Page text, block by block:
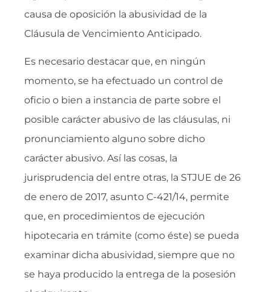
causa de oposición la abusividad de la
Cláusula de Vencimiento Anticipado.
Es necesario destacar que, en ningún
momento, se ha efectuado un control de
oficio o bien a instancia de parte sobre el
posible carácter abusivo de las cláusulas, ni
pronunciamiento alguno sobre dicho
carácter abusivo. Así las cosas, la
jurisprudencia del entre otras, la STJUE de 26
de enero de 2017, asunto C-421/14, permite
que, en procedimientos de ejecución
hipotecaria en trámite (como éste) se pueda
examinar dicha abusividad, siempre que no
se haya producido la entrega de la posesión